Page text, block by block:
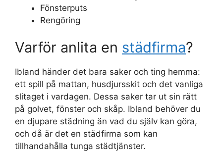
Fönsterputs
Rengöring
Varför anlita en städfirma?
Ibland händer det bara saker och ting hemma:
ett spill på mattan, husdjursskit och det vanliga
slitaget i vardagen. Dessa saker tar ut sin rätt
på golvet, fönster och skåp. Ibland behöver du
en djupare städning än vad du själv kan göra,
och då är det en städfirma som kan
tillhandahålla tunga städtjänster.